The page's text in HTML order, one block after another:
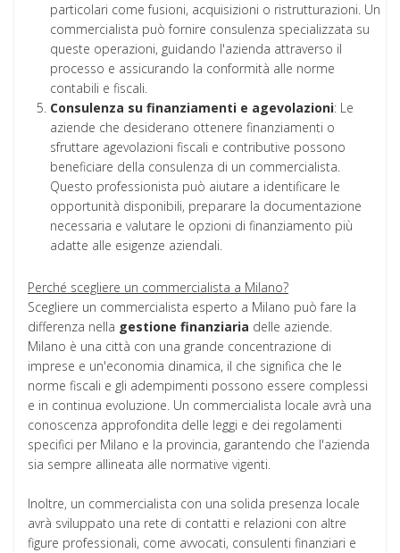
particolari come fusioni, acquisizioni o ristrutturazioni. Un
commercialista può fornire consulenza specializzata su
queste operazioni, guidando l'azienda attraverso il
processo e assicurando la conformità alle norme
contabili e fiscali.
Consulenza su finanziamenti e agevolazioni: Le
aziende che desiderano ottenere finanziamenti o
sfruttare agevolazioni fiscali e contributive possono
beneficiare della consulenza di un commercialista.
Questo professionista può aiutare a identificare le
opportunità disponibili, preparare la documentazione
necessaria e valutare le opzioni di finanziamento più
adatte alle esigenze aziendali.
Perché scegliere un commercialista a Milano?
Scegliere un commercialista esperto a Milano può fare la
differenza nella gestione finanziaria delle aziende.
Milano è una città con una grande concentrazione di
imprese e un'economia dinamica, il che significa che le
norme fiscali e gli adempimenti possono essere complessi
e in continua evoluzione. Un commercialista locale avrà una
conoscenza approfondita delle leggi e dei regolamenti
specifici per Milano e la provincia, garantendo che l'azienda
sia sempre allineata alle normative vigenti.
Inoltre, un commercialista con una solida presenza locale
avrà sviluppato una rete di contatti e relazioni con altre
figure professionali, come avvocati, consulenti finanziari e